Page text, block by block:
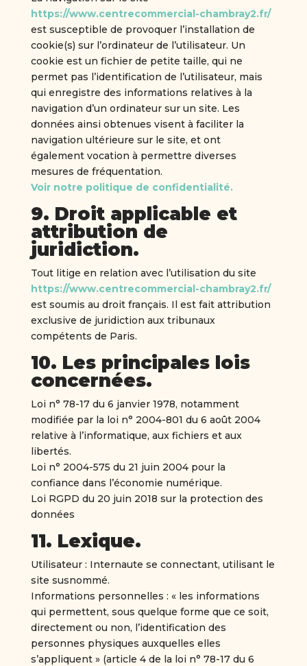
https://www.centrecommercial-chambray2.fr/
est susceptible de provoquer l’installation de
cookie(s) sur l’ordinateur de l’utilisateur. Un
cookie est un fichier de petite taille, qui ne
permet pas l’identification de l’utilisateur, mais
qui enregistre des informations relatives à la
navigation d’un ordinateur sur un site. Les
données ainsi obtenues visent à faciliter la
navigation ultérieure sur le site, et ont
également vocation à permettre diverses
mesures de fréquentation.
Voir notre politique de confidentialité.
9. Droit applicable et
attribution de
juridiction.
Tout litige en relation avec l’utilisation du site
https://www.centrecommercial-chambray2.fr/
est soumis au droit français. Il est fait attribution
exclusive de juridiction aux tribunaux
compétents de Paris.
10. Les principales lois
concernées.
Loi n° 78-17 du 6 janvier 1978, notamment
modifiée par la loi n° 2004-801 du 6 août 2004
relative à l’informatique, aux fichiers et aux
libertés.
Loi n° 2004-575 du 21 juin 2004 pour la
confiance dans l’économie numérique.
Loi RGPD du 20 juin 2018 sur la protection des
données
11. Lexique.
Utilisateur : Internaute se connectant, utilisant le
site susnommé.
Informations personnelles : « les informations
qui permettent, sous quelque forme que ce soit,
directement ou non, l’identification des
personnes physiques auxquelles elles
s’appliquent » (article 4 de la loi n° 78-17 du 6